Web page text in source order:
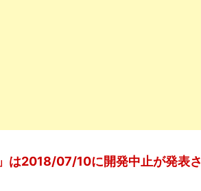
は2018/07/10に開発中止が発表さ